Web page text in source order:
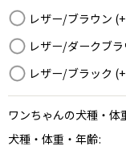
レザー/ブラウン (+
レザー/ダークブ
レザー/ブラック (+
ワンちゃんの犬種・体
犬種・体重・年齢: